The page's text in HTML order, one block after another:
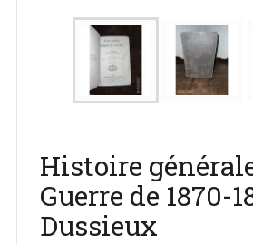
Histoire
Guerre de 1870-
Dussieux